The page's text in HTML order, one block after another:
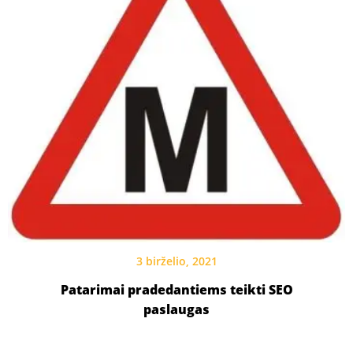
3 birželio, 2021
Patarimai pradedantiems teikti SEO
paslaugas